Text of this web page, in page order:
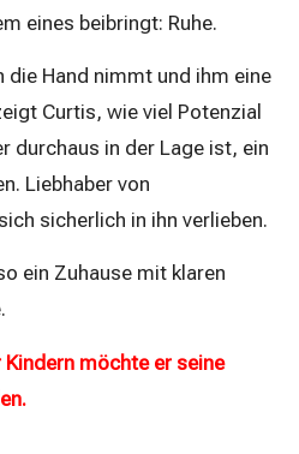
eines beibringt: Ruhe.
die Hand nimmt und ihm eine
Curtis, wie viel Potenzial
durchaus in der Lage ist, ein
Liebhaber von
sicherlich in ihn verlieben.
ein Zuhause mit klaren
möchte er seine